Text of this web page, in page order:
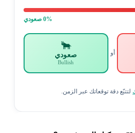
0% صعودي
أو
🐂
صعودي
Bullish
لتتبّع دقة توقعاتك عبر الزمن.